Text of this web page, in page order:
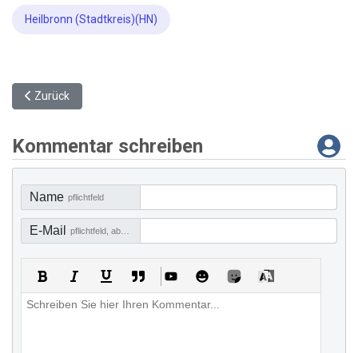
Heilbronn (Stadtkreis)(HN)
Vorheriger Beitrag: Innovationspark Künstliche Intelligenz
Zurück
Kommentar schreiben
Name pflichtfeld
E-Mail